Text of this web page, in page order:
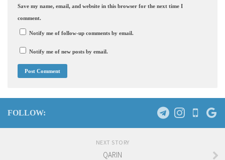
Save my name, email, and website in this browser for the next time I
comment.
Notify me of follow-up comments by email.
Notify me of new posts by email.
FOLLOW:
NEXT STORY
QARIN